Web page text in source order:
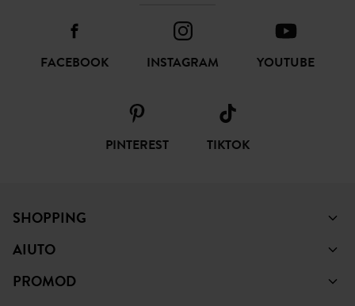
FACEBOOK INSTAGRAM YOUTUBE
PINTEREST TIKTOK
SHOPPING
AIUTO
PROMOD